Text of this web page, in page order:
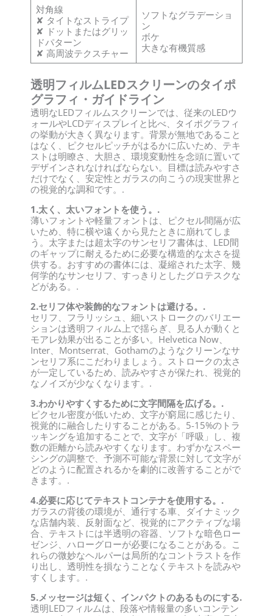
対角線
✘ タイトなストライプ
✘ ドットまたはグリッ
ドパターン
✘ 高周波テクスチャー
ソフトなグラデーショ
ン
ボケ
大きな有機質感
透明フィルムLEDスクリーンのタイポ
グラフィ・ガイドライン
透明なLEDフィルムスクリーンでは、従来のLEDウ
ォールやLCDディスプレイと比べ、タイポグラフィ
の挙動が大きく異なります。背景が無地であること
はなく、ピクセルピッチがはるかに広いため、テキ
ストは明瞭さ、大胆さ、環境変動性を念頭に置いて
デザインされなければならない。目標は読みやすさ
だけでなく、安定性とガラスの向こうの現実世界と
の視覚的な調和です。.
1.太く、太いフォントを使う。.
薄いフォントや軽量フォントは、ピクセル間隔が広
いため、特に横や遠くから見たときに崩れてしま
う。太字または超太字のサンセリフ書体は、LED間
のギャップに耐えるために必要な構造的な太さを提
供する。おすすめの書体には、凝縮された太字、幾
何学的なサンセリフ、すっきりとしたグロテスクな
どがある。.
2.セリフ体や装飾的なフォントは避ける。.
セリフ、フラリッシュ、細いストロークのバリエー
ションは透明フィルム上で揺らぎ、見る人が動くと
モアレ効果が出ることが多い。Helvetica Now、
Inter、Montserrat、Gothamのようなクリーンなサ
ンセリフ系にこだわりましょう。ストロークの太さ
が一定しているため、読みやすさが保たれ、視覚的
なノイズが少なくなります。.
3.わかりやすくするために文字間隔を広げる。.
ピクセル密度が低いため、文字が窮屈に感じたり、
視覚的に融合したりすることがある。5-15%のトラ
ッキングを追加することで、文字が「呼吸」し、複
数の距離から読みやすくなります。わずかなスペー
シングの調整で、予測不可能な背景に対して文字が
どのように配置されるかを劇的に改善することがで
きます。.
4.必要に応じてテキストコンテナを使用する。.
ガラスの背後の環境が、通行する車、ダイナミック
な店舗内装、反射面など、視覚的にアクティブな場
合、テキストには半透明の容器、ソフトな暗色ロー
ゼンジ、ハローグローが必要になることがある。こ
れらの微妙なヘルパーは局所的なコントラストを作
り出し、透明性を損なうことなくテキストを読みや
すくします。.
5.メッセージは短く、インパクトのあるものにする.
透明LEDフィルムは、段落や情報量の多いコンテン